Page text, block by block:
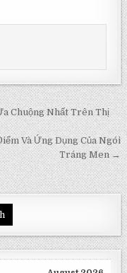
Chuộng Nhất Trên Thị
Và Ứng Dụng Của Ngói
Tráng Men →